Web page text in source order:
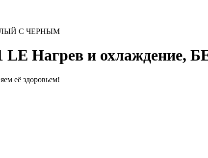
БЕЛЫЙ С ЧЕРНЫМ
LE Нагрев и
её здоровьем!